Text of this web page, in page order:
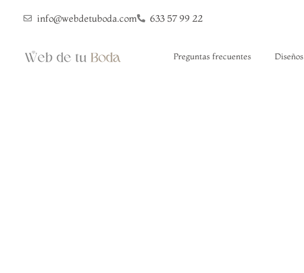
info@webdetuboda.com 633 57 99 22
Preguntas frecuentes Diseños